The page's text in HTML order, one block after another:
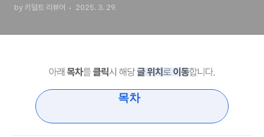
by 키덜트 리뷰어 2025. 3. 29.
목차